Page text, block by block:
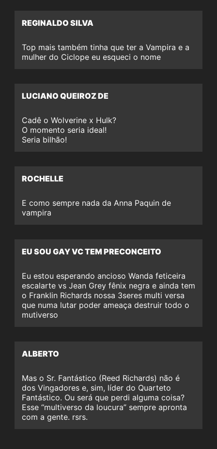
REGINALDO SILVA
Top mais também tinha que ter a Vampira e a
mulher do Ciclope eu esqueci o nome
LUCIANO QUEIROZ DE
Cadê o Wolverine x Hulk?
O momento seria ideal!
Seria bilhão!
ROCHELLE
E como sempre nada da Anna Paquin de
vampira
EU SOU GAY VC TEM PRECONCEITO
Eu estou esperando ancioso Wanda feticeira
escalarte vs Jean Grey fênix negra e ainda tem
o Franklin Richards nossa 3seres multi versa
que numa lutar poder ameaça destruir todo o
mutiverso
ALBERTO
Mas o Sr. Fantástico (Reed Richards) não é
dos Vingadores e, sim, líder do Quarteto
Fantástico. Ou será que perdi alguma coisa?
Esse “multiverso da loucura” sempre apronta
com a gente. rsrs.